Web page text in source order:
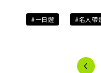
#一日遊 #名人帶